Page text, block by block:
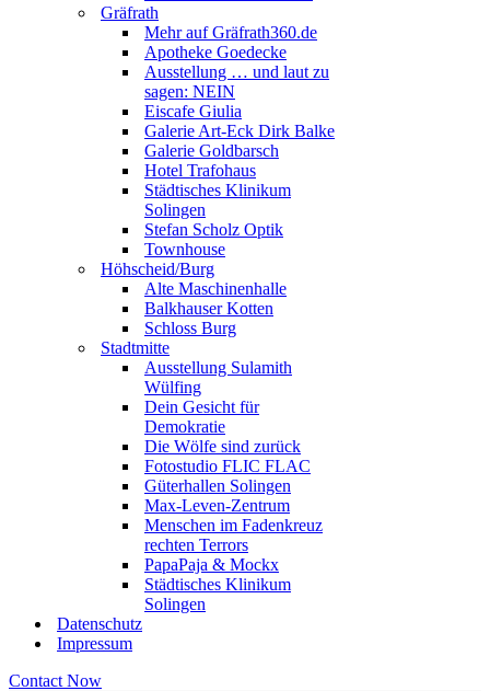
Gräfrath
Mehr auf Gräfrath360.de
Apotheke Goedecke
Ausstellung … und laut zu
sagen: NEIN
Eiscafe Giulia
Galerie Art-Eck Dirk Balke
Galerie Goldbarsch
Hotel Trafohaus
Städtisches Klinikum
Solingen
Stefan Scholz Optik
Townhouse
Höhscheid/Burg
Alte Maschinenhalle
Balkhauser Kotten
Schloss Burg
Stadtmitte
Ausstellung Sulamith
Wülfing
Dein Gesicht für
Demokratie
Die Wölfe sind zurück
Fotostudio FLIC FLAC
Güterhallen Solingen
Max-Leven-Zentrum
Menschen im Fadenkreuz
rechten Terrors
PapaPaja & Mockx
Städtisches Klinikum
Solingen
Datenschutz
Impressum
Contact Now